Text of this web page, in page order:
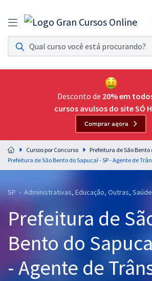
Assinatura Ilimitada 11
Acesso a todos os cursos. Teste grátis por 7 dias!
Assinatura OAB Até Passar
Acesso ilimitado a toda preparação para o Exame da
Residências Multiprofissionais
Preparação completa e intensiva para as principais
residências em saúde do Brasil
Cursos 20% OFF
Pós
Graduação
Desconto de 20% em
cursos avulsos do site SÓ
Comprar agora
Cursos por Concurso
Prefeitura de São Bento
Prefeitura de São Bento do Sapucaí - SP - Agente de
SP - Administrativas, Educação, Outras, Saúde
Prefeitura de
Bento do
- Agente de